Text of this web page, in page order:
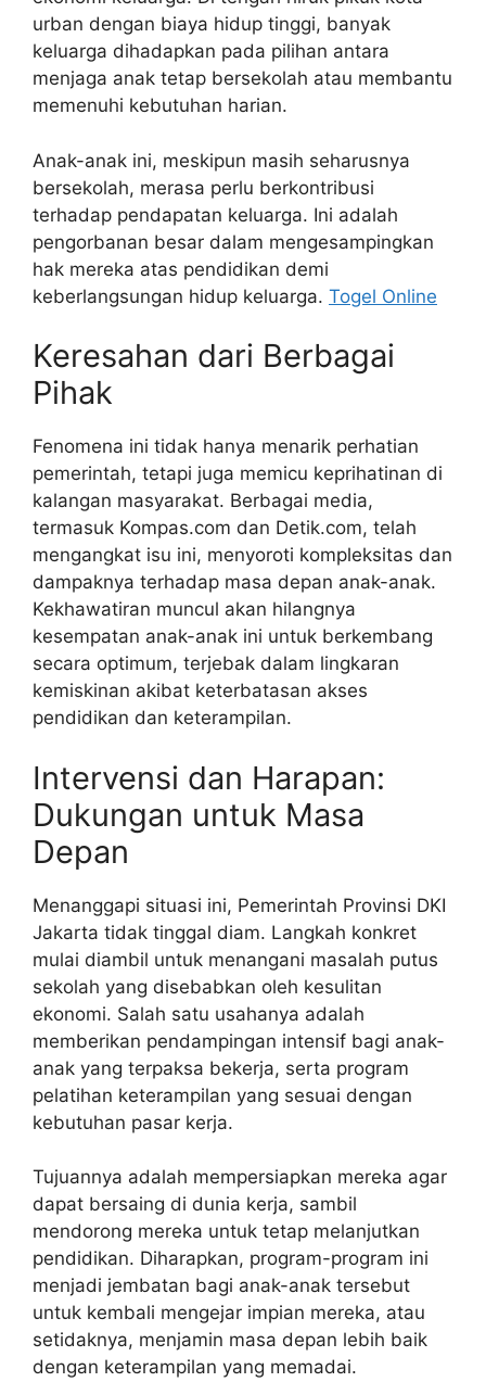
urban dengan biaya hidup tinggi, banyak
keluarga dihadapkan pada pilihan antara
menjaga anak tetap bersekolah atau membantu
memenuhi kebutuhan harian.
Anak-anak ini, meskipun masih seharusnya
bersekolah, merasa perlu berkontribusi
terhadap pendapatan keluarga. Ini adalah
pengorbanan besar dalam mengesampingkan
hak mereka atas pendidikan demi
keberlangsungan hidup keluarga. Togel Online
Keresahan dari Berbagai
Pihak
Fenomena ini tidak hanya menarik perhatian
pemerintah, tetapi juga memicu keprihatinan di
kalangan masyarakat. Berbagai media,
termasuk Kompas.com dan Detik.com, telah
mengangkat isu ini, menyoroti kompleksitas dan
dampaknya terhadap masa depan anak-anak.
Kekhawatiran muncul akan hilangnya
kesempatan anak-anak ini untuk berkembang
secara optimum, terjebak dalam lingkaran
kemiskinan akibat keterbatasan akses
pendidikan dan keterampilan.
Intervensi dan Harapan:
Dukungan untuk Masa
Depan
Menanggapi situasi ini, Pemerintah Provinsi DKI
Jakarta tidak tinggal diam. Langkah konkret
mulai diambil untuk menangani masalah putus
sekolah yang disebabkan oleh kesulitan
ekonomi. Salah satu usahanya adalah
memberikan pendampingan intensif bagi anak-
anak yang terpaksa bekerja, serta program
pelatihan keterampilan yang sesuai dengan
kebutuhan pasar kerja.
Tujuannya adalah mempersiapkan mereka agar
dapat bersaing di dunia kerja, sambil
mendorong mereka untuk tetap melanjutkan
pendidikan. Diharapkan, program-program ini
menjadi jembatan bagi anak-anak tersebut
untuk kembali mengejar impian mereka, atau
setidaknya, menjamin masa depan lebih baik
dengan keterampilan yang memadai.